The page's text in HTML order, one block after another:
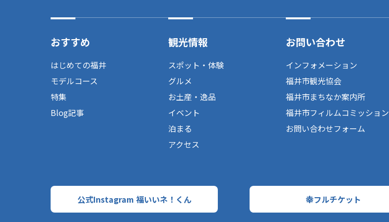
おすすめ
はじめての福井
モデルコース
特集
Blog記事
観光情報
スポット・体験
グルメ
お土産・逸品
イベント
泊まる
アクセス
お問い合わせ
インフォメーション
福井市観光協会
福井市まちなか案内所
福井市フィルムコミッション
お問い合わせフォーム
公式Instagram 福いいネ！くん 幸フルチケット